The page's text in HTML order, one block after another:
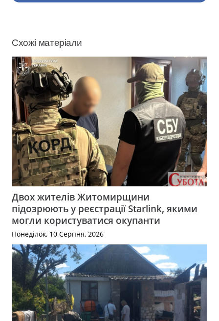
Схожі матеріали
Двох жителів Житомирщини
підозрюють у реєстрації Starlink, якими
могли користуватися окупанти
Понеділок, 10 Серпня, 2026